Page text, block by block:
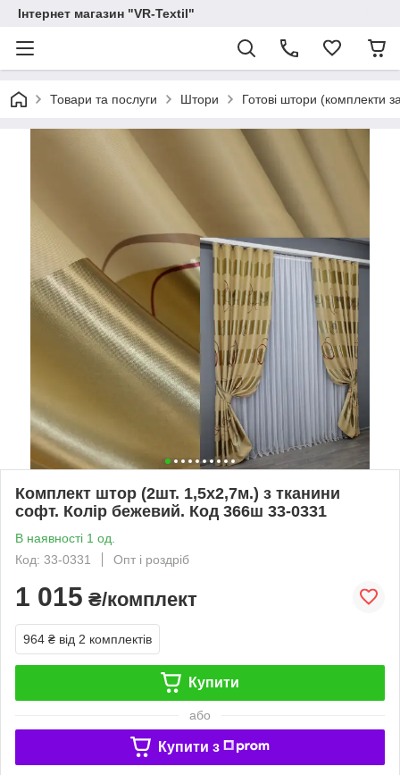
Інтернет магазин "VR-Textil"
Товари та послуги Штори Готові штори (комплекти
Комплект штор (2шт. 1,5х2,7м.) з тканини
софт. Колір бежевий. Код 366ш 33-0331
В наявності 1 од.
Код: 33-0331
Опт і роздріб
1 015 ₴/комплект
964 ₴ від 2 комплектів
Купити
або
Купити з